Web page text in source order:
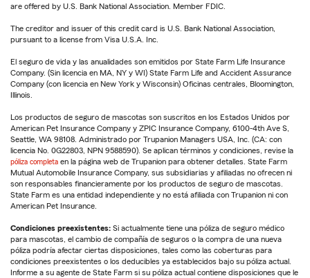
are offered by U.S. Bank National Association. Member FDIC.
The creditor and issuer of this credit card is U.S. Bank National Association,
pursuant to a license from Visa U.S.A. Inc.
El seguro de vida y las anualidades son emitidos por State Farm Life Insurance
Company. (Sin licencia en MA, NY y WI) State Farm Life and Accident Assurance
Company (con licencia en New York y Wisconsin) Oficinas centrales, Bloomington,
Illinois.
Los productos de seguro de mascotas son suscritos en los Estados Unidos por
American Pet Insurance Company y ZPIC Insurance Company, 6100-4th Ave S,
Seattle, WA 98108. Administrado por Trupanion Managers USA, Inc. (CA: con
licencia No. 0G22803, NPN 9588590). Se aplican términos y condiciones, revise la
póliza completa en la página web de Trupanion para obtener detalles. State Farm
Mutual Automobile Insurance Company, sus subsidiarias y afiliadas no ofrecen ni
son responsables financieramente por los productos de seguro de mascotas.
State Farm es una entidad independiente y no está afiliada con Trupanion ni con
American Pet Insurance.
Condiciones preexistentes: Si actualmente tiene una póliza de seguro médico
para mascotas, el cambio de compañía de seguros o la compra de una nueva
póliza podría afectar ciertas disposiciones, tales como las coberturas para
condiciones preexistentes o los deducibles ya establecidos bajo su póliza actual.
Informe a su agente de State Farm si su póliza actual contiene disposiciones que le